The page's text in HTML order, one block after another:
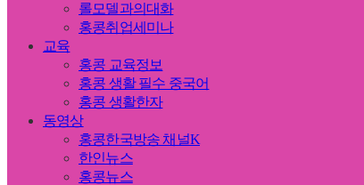
롤모델과의대화
홍콩취업세미나
교육
홍콩 교육정보
홍콩 생활 필수 중국어
홍콩 생활한자
동영상
홍콩한국방송 채널K
한인뉴스
홍콩뉴스